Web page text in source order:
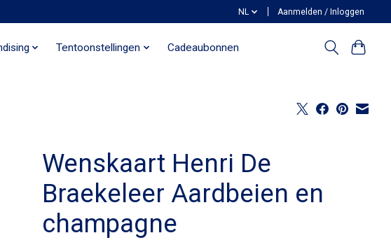
NL Aanmelden / Inloggen
Tentoonstellingen Cadeaubonnen
Wenskaart Henri De
Braekeleer Aardbeien en
champagne